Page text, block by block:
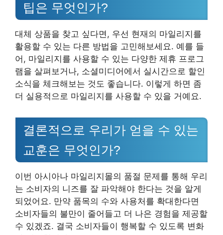
팁은 무엇인가?
대체 상품을 찾고 싶다면, 우선 현재의 마일리지를
활용할 수 있는 다른 방법을 고민해보세요. 예를 들
어, 마일리지를 사용할 수 있는 다양한 제휴 프로그
램을 살펴보거나, 소셜미디어에서 실시간으로 할인
소식을 체크해보는 것도 좋습니다. 이렇게 하면 좀
더 실용적으로 마일리지를 사용할 수 있을 거예요.
결론적으로 우리가 얻을 수 있는
교훈은 무엇인가?
이번 아시아나 마일리지몰의 품절 문제를 통해 우리
는 소비자의 니즈를 잘 파악해야 한다는 것을 알게
되었어요. 만약 품목의 수와 사용처를 확대한다면
소비자들의 불만이 줄어들고 더 나은 경험을 제공할
수 있겠죠. 결국 소비자들이 행복할 수 있도록 변화